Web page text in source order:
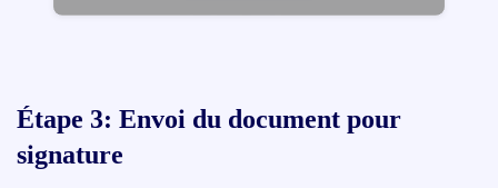
Étape 3: Envoi du document pour
signature